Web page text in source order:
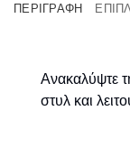
ΠΕΡΙΓΡΑΦΉ
Ανακαλύψτε
στυλ και